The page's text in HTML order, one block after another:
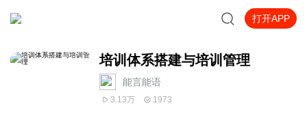
打开APP
培训体系搭建与培训管理
能言能语
3.13万 1973